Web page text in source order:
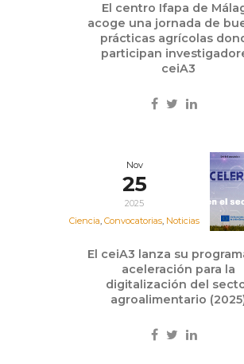
El centro Ifapa de
acoge una jornada de
prácticas agrícolas
participan
ceiA3
Nov
25
2025
Ciencia, Convocatorias, Noticias
El ceiA3 lanza su
aceleración para la
digitalización del
agroalimentario